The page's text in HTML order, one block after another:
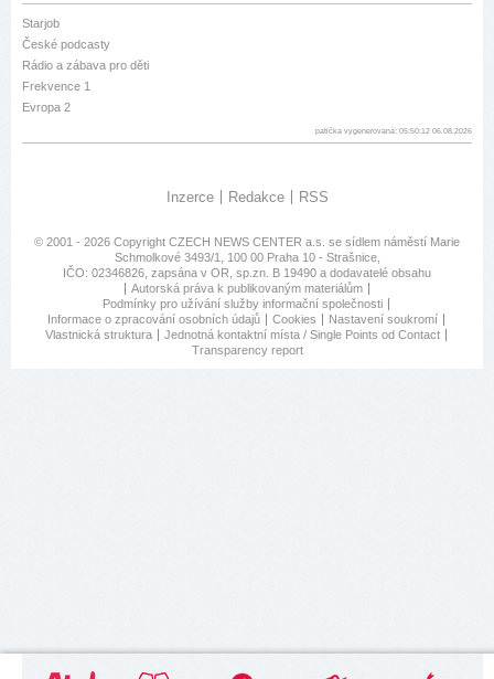
Starjob
České podcasty
Rádio a zábava pro děti
Frekvence 1
Evropa 2
patička vygenerovaná: 05:50:12 06.08.2026
Inzerce Redakce RSS
© 2001 - 2026 Copyright CZECH NEWS CENTER a.s. se sídlem náměstí Marie
Schmolkové 3493/1, 100 00 Praha 10 - Strašnice,
IČO: 02346826, zapsána v OR, sp.zn. B 19490 a dodavatelé obsahu
Autorská práva k publikovaným materiálům
Podmínky pro užívání služby informační společnosti
Informace o zpracování osobních údajů
Cookies
Nastavení soukromí
Vlastnická struktura
Jednotná kontaktní místa / Single Points od Contact
Transparency report